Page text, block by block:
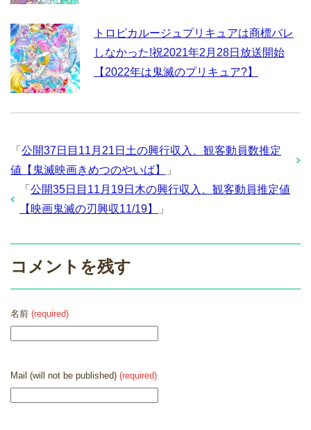
トロピカルージュプリキュアは商標バレ
しなかった!祝2021年2月28日放送開始
【2022年は鬼滅のプリキュア?】
「 公開37日目11月21日土の興行収入、観客動員数推定
値【鬼滅映画きめつのやいば】
」
「 公開35日目11月19日木の興行収入、観客動員推定値
【映画鬼滅の刃興収11/19】
」
コメントを残す
名前 (required)
Mail (will not be published) (required)